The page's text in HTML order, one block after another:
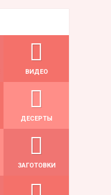
ВИДЕО
ДЕСЕРТЫ
ЗАГОТОВКИ